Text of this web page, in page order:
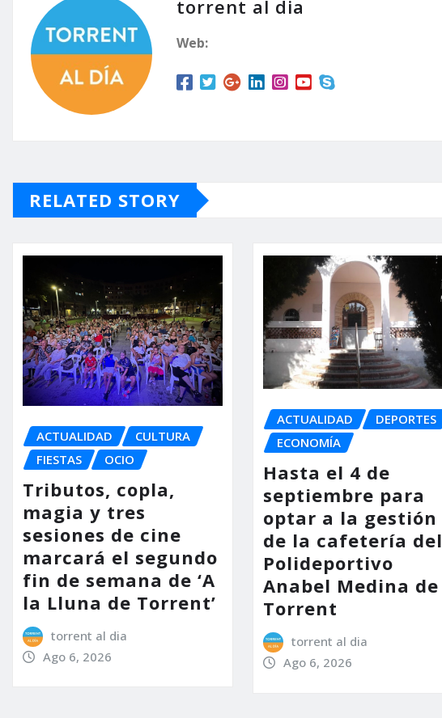
torrent al dia
Web:
RELATED STORY
ACTUALIDAD
CULTURA
FIESTAS
OCIO
Tributos, copla,
magia y tres
sesiones de cine
marcará el segundo
fin de semana de ‘A
la Lluna de Torrent’
torrent al dia
Ago 6, 2026
ACTUALIDAD
DEPORTES
ECONOMÍA
Hasta el 4 de
septiembre para
optar a la gestión
de la cafetería del
Polideportivo
Anabel Medina de
Torrent
torrent al dia
Ago 6, 2026